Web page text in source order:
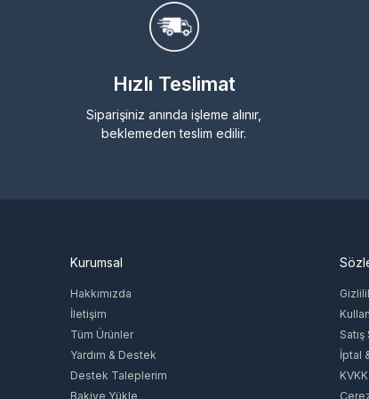
Hızlı Teslimat
Siparişiniz anında işleme alınır,
beklemeden teslim edilir.
Kurumsal
Hakkımızda
İletişim
Tüm Ürünler
Yardım & Destek
Destek Taleplerim
Bakiye Yükle
İptal
KVKK